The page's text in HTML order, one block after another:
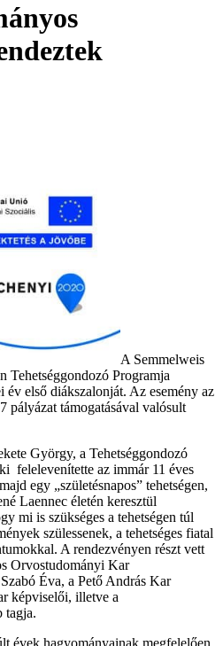
A Semmelweis
Tehetséggondozó Programja
első diákszalonját. Az esemény az
támogatásával valósult
György, a Tehetséggondozó
felelevenítette az immár 11 éves
egy „születésnapos” tehetségen,
Laennec életén keresztül
mi is szükséges a tehetségen túl
szülessenek, a tehetséges fiatal
A rendezvényen részt vett
Orvostudományi Kar
Éva, a Pető András Kar
képviselői, illetve a
tagja.
évek hagyományainak megfelelően